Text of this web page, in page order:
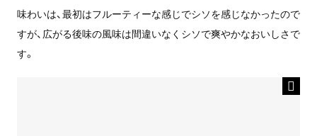
味わいは、最初はフルーティーな感じでシソを感じなかったので
すが、広がる後味の風味は間違いなくシソで爽やかなおいしさで
す。